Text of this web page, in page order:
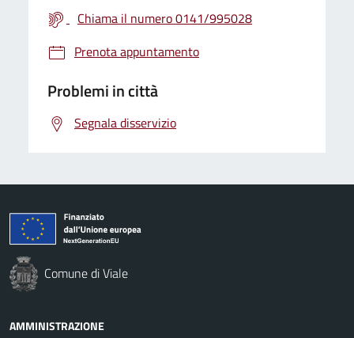
Chiama il numero 0141/995028
Prenota appuntamento
Problemi in città
Segnala disservizio
Comune di Viale
AMMINISTRAZIONE